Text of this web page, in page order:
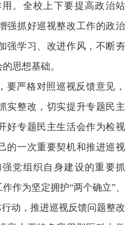
。全校上下要提高政治站
强抓好巡视整改工作的政治
强学习、改进作风，不断夯
思想基础。
要严格对照巡视反馈意见，
实整改，切实提升专题民主
好专题民主生活会作为检视
的一次重要契机和推进巡视
党组织自身建设的重要抓
作为坚定拥护“两个确立”、
动，推进巡视反馈问题整改